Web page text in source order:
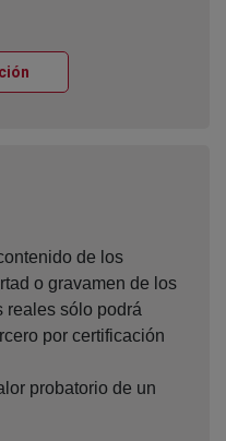
de los
o gravamen de los
reales sólo podrá
por certificación
probatorio de un